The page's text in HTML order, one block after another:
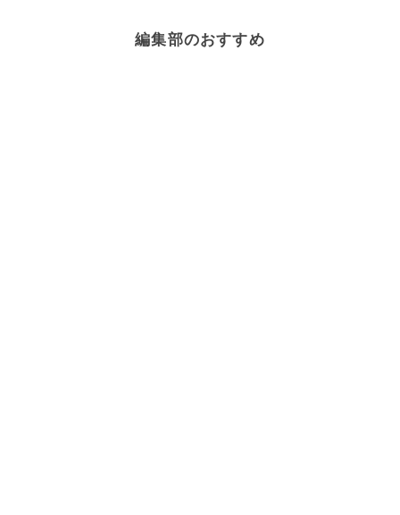
編集部のおすすめ